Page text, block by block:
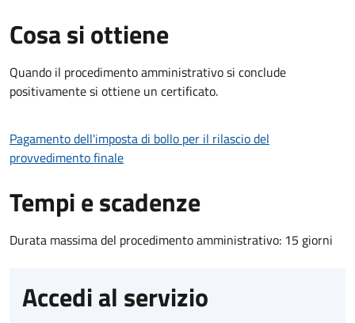
Cosa si ottiene
Quando il procedimento amministrativo si conclude
positivamente si ottiene un certificato.
Pagamento dell'imposta di bollo per il rilascio del
provvedimento finale
Tempi e scadenze
Durata massima del procedimento amministrativo: 15 giorni
Accedi al servizio